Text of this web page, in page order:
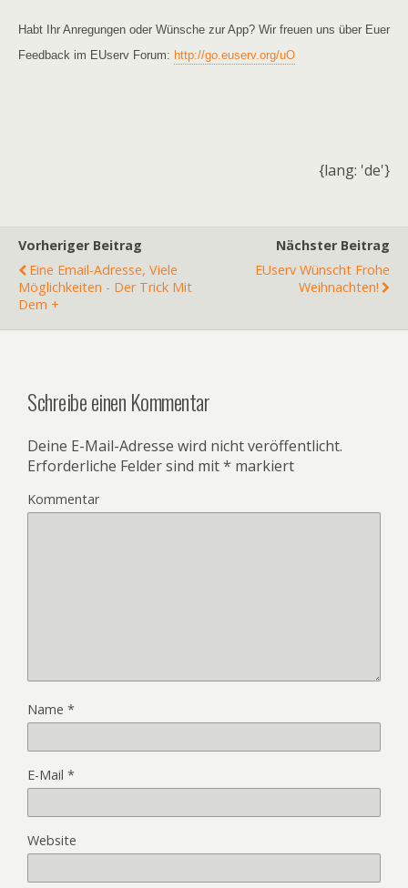
Habt Ihr Anregungen oder Wünsche zur App? Wir freuen uns über Euer
Feedback im EUserv Forum: http://go.euserv.org/uO
{lang: 'de'}
Vorheriger Beitrag
Eine Email-Adresse, Viele
Möglichkeiten - Der Trick Mit
Dem +
Nächster Beitrag
EUserv Wünscht Frohe
Weihnachten!
Schreibe einen Kommentar
Deine E-Mail-Adresse wird nicht veröffentlicht.
Erforderliche Felder sind mit* markiert
Kommentar
Name *
E-Mail *
Website